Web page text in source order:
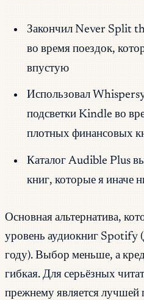
Закончил Never Split
во время поездок,
впустую
Использовал
подсветки Kindle во
плотных финансовых
Каталог Audible Plus
книг, которые я иначе
Основная альтернатива,
уровень аудиокниг Spotify
году). Выбор меньше, а
гибкая. Для серьёзных
прежнему является лучшей